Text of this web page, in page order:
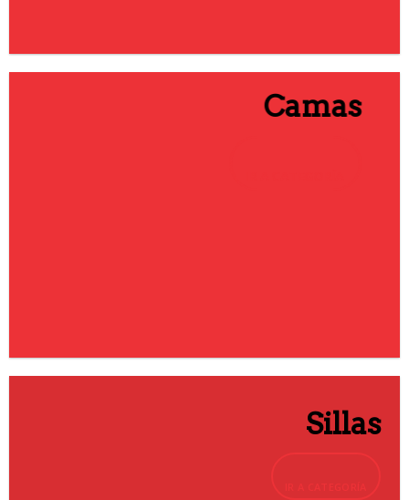
Camas
Sillas